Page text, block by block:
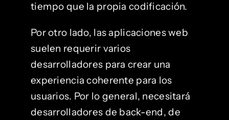
tiempo que la propia codificación.
Por otro lado, las aplicaciones web
suelen requerir varios
desarrolladores para crear una
experiencia coherente para los
usuarios. Por lo general, necesitará
desarrolladores de back-end, de